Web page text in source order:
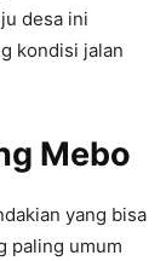
desa ini
kondisi jalan
Mebo
yang bisa
paling umum